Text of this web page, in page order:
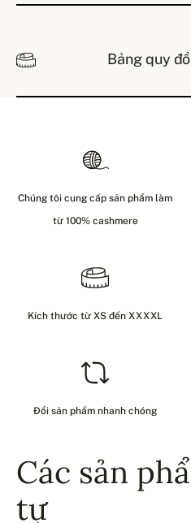
Bảng quy
Chúng tôi cung cấp sản phẩm làm
từ 100% cashmere
Kích thước từ XS đến XXXXL
Đổi sản phẩm nhanh chóng
Các sản
tự